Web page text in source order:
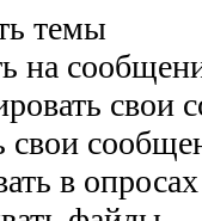
темы
на
свои
свои
в опросах